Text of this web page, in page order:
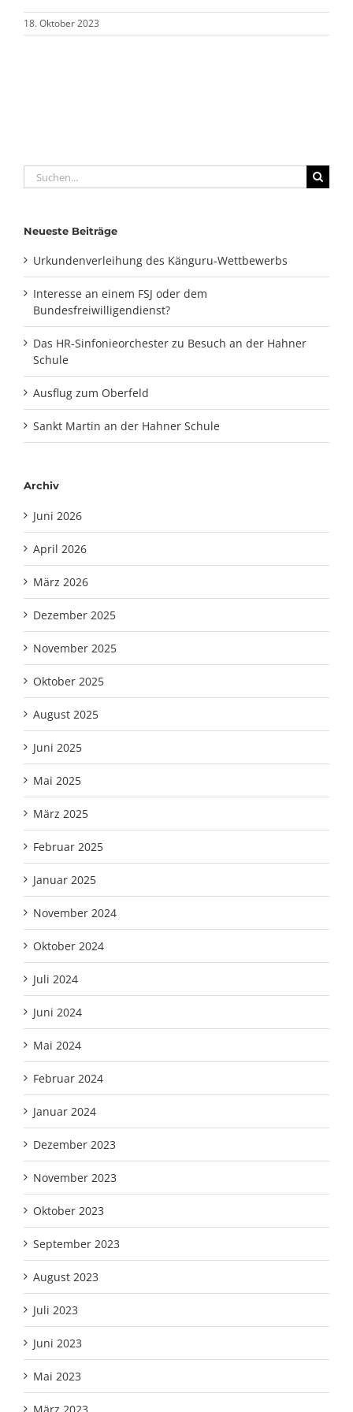
18. Oktober 2023
Suche
nach:
Neueste Beiträge
Urkundenverleihung des Känguru-Wettbewerbs
Interesse an einem FSJ oder dem
Bundesfreiwilligendienst?
Das HR-Sinfonieorchester zu Besuch an der Hahner
Schule
Ausflug zum Oberfeld
Sankt Martin an der Hahner Schule
Archiv
Juni 2026
April 2026
März 2026
Dezember 2025
November 2025
Oktober 2025
August 2025
Juni 2025
Mai 2025
März 2025
Februar 2025
Januar 2025
November 2024
Oktober 2024
Juli 2024
Juni 2024
Mai 2024
Februar 2024
Januar 2024
Dezember 2023
November 2023
Oktober 2023
September 2023
August 2023
Juli 2023
Juni 2023
Mai 2023
März 2023